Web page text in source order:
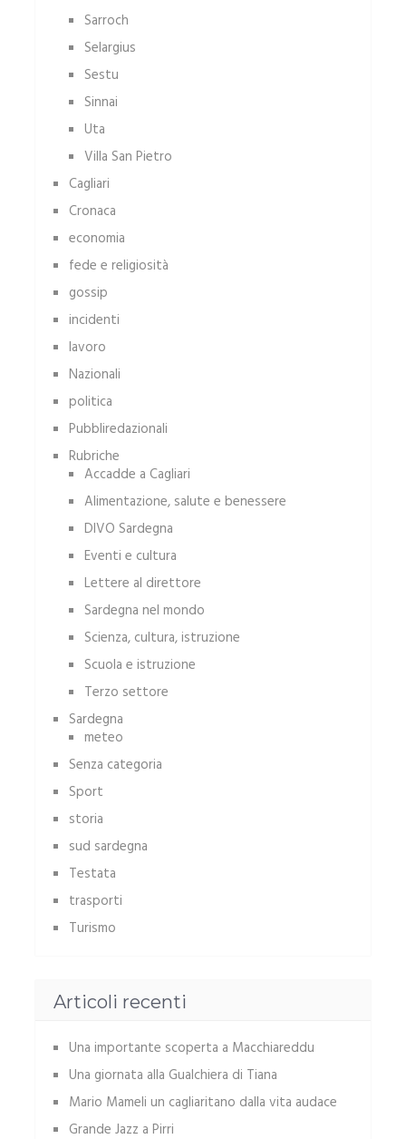
Sarroch
Selargius
Sestu
Sinnai
Uta
Villa San Pietro
Cagliari
Cronaca
economia
fede e religiosità
gossip
incidenti
lavoro
Nazionali
politica
Pubbliredazionali
Rubriche
Accadde a Cagliari
Alimentazione, salute e benessere
DIVO Sardegna
Eventi e cultura
Lettere al direttore
Sardegna nel mondo
Scienza, cultura, istruzione
Scuola e istruzione
Terzo settore
Sardegna
meteo
Senza categoria
Sport
storia
sud sardegna
Testata
trasporti
Turismo
Articoli recenti
Una importante scoperta a Macchiareddu
Una giornata alla Gualchiera di Tiana
Mario Mameli un cagliaritano dalla vita audace
Grande Jazz a Pirri